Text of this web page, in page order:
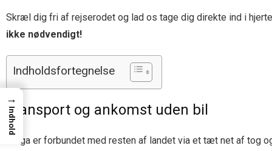
Skræl dig fri af rejserodet og lad os tage dig direkte ind i
ikke nødvendigt!
Indholdsfortegnelse
Transport og ankomst uden bil
Braga er forbundet med resten af landet via et tæt net af tog
→
Indhold